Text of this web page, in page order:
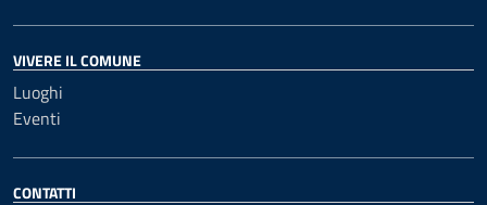
VIVERE IL COMUNE
Luoghi
Eventi
CONTATTI